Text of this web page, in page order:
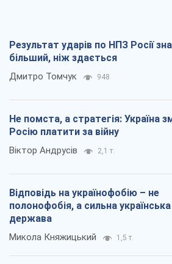
Результат ударів по НПЗ Росії
більший, ніж здається
Дмитро Томчук 948
Не помста, а стратегія: Україна
Росію платити за війну
Віктор Андрусів 2,1 т.
Відповідь на українофобію – не
полонофобія, а сильна українська
держава
Микола Княжицький 1,5 т.